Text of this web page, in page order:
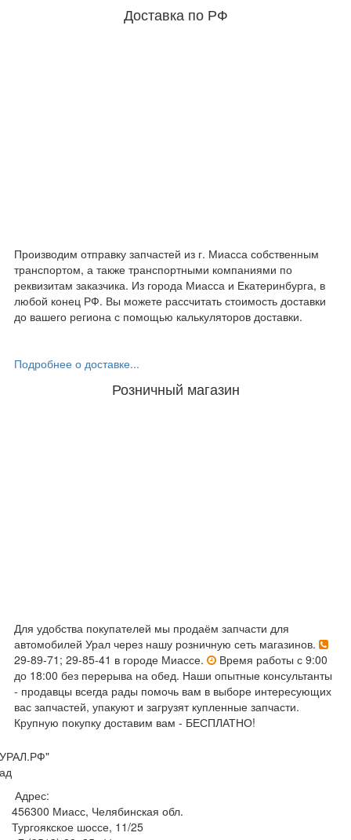
Доставка по РФ
Производим отправку запчастей из г. Миасса собственным
транспортом, а также транспортными компаниями по
реквизитам заказчика. Из города Миасса и Екатеринбурга, в
любой конец РФ. Вы можете рассчитать стоимость доставки
до вашего региона с помощью калькуляторов доставки.
Подробнее о доставке...
Розничный магазин
Для удобства покупателей мы продаём запчасти для
автомобилей Урал через нашу розничную сеть магазинов.
29-89-71; 29-85-41 в городе Миассе.
Время работы с 9:00
до 18:00 без перерыва на обед. Наши опытные консультанты
- продавцы всегда рады помочь вам в выборе интересующих
вас запчастей, упакуют и загрузят купленные запчасти.
Крупную покупку доставим вам - БЕСПЛАТНО!
Адрес:
456300 Миасс, Челябинская обл.
Тургоякское шоссе, 11/25